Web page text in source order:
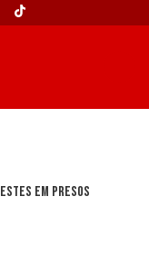
em presos